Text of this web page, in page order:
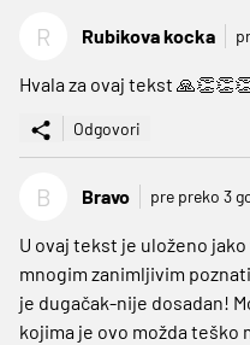
R Rubikova kocka
Hvala za ovaj tekst
Odgovori
B Bravo pre preko 3
U ovaj tekst je uloženo
mnogim zanimljivim
je dugačak-nije dosadan!
kojima je ovo možda teško